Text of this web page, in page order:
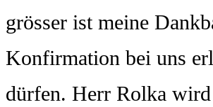
grösser ist meine
Konfirmation bei uns
dürfen. Herr Rolka